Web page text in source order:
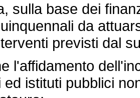
base dei
da
previsti dal
ed istituti pubblici